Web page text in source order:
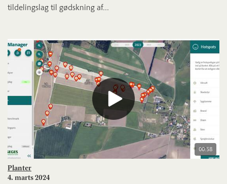
tildelingslag til gødskning af...
00:58
Planter
4. marts 2024